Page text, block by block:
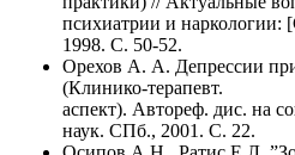
психиатрии и наркологии:
1998. C. 50-52.
Орехов А. А. Депрессии
(Клинико-терапевт.
аспект). Автореф. дис. на
наук. СПб., 2001. C. 22.